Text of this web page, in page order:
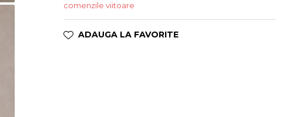
comenzile viitoare
ADAUGA LA FAVORITE